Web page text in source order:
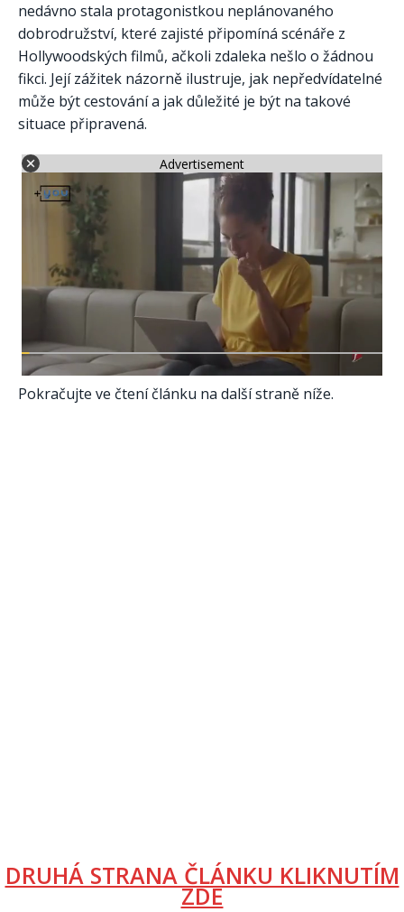
nedávno stala protagonistkou neplánovaného
dobrodružství, které zajisté připomíná scénáře z
Hollywoodských filmů, ačkoli zdaleka nešlo o žádnou
fikci. Její zážitek názorně ilustruje, jak nepředvídatelné
může být cestování a jak důležité je být na takové
situace připravená.
Advertisement
Pokračujte ve čtení článku na další straně níže.
DRUHÁ STRANA ČLÁNKU KLIKNUTÍM
ZDE